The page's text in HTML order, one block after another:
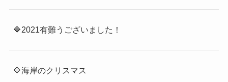
🔷2021有難うございました！
🔷海岸のクリスマス